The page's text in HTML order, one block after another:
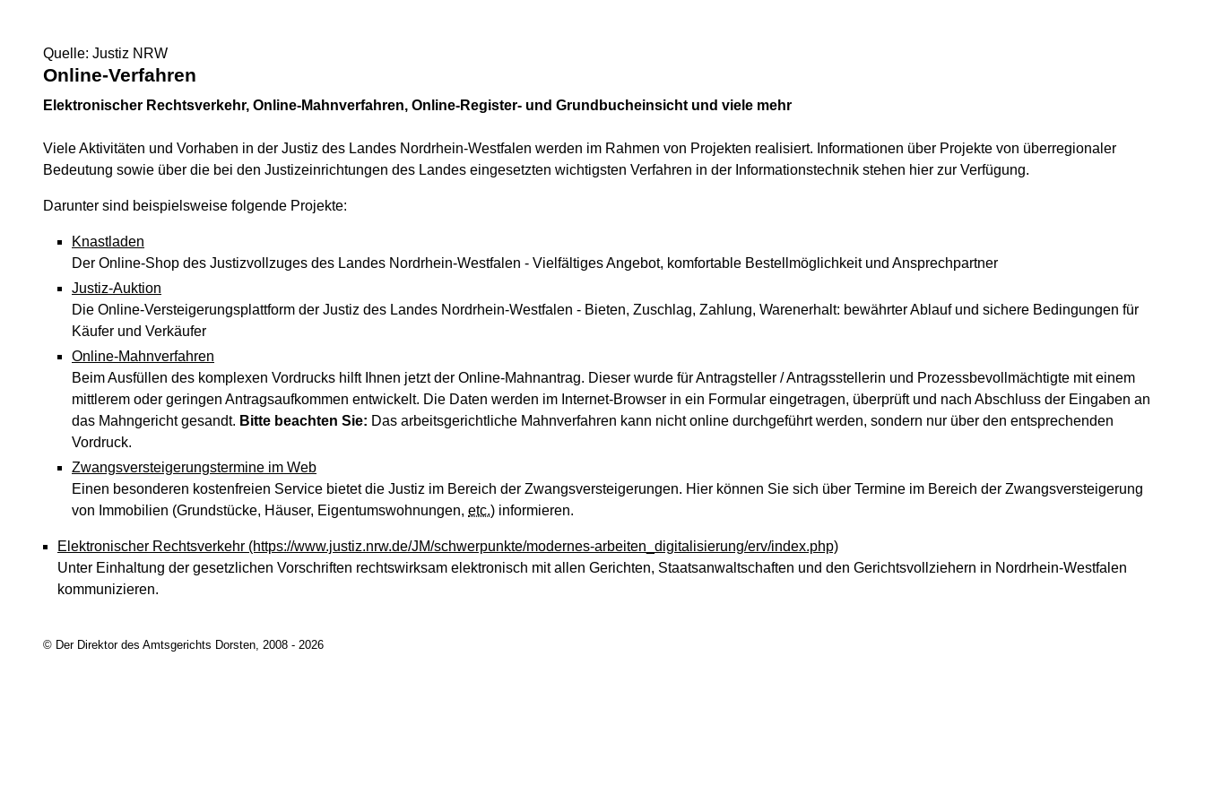
Quelle: Justiz NRW
Online-Verfahren
Elektronischer Rechtsverkehr, Online-Mahnverfahren, Online-Register- und Grundbucheinsicht und viele mehr
Viele Aktivitäten und Vorhaben in der Justiz des Landes Nordrhein-Westfalen werden im Rahmen von Projekten realisiert. Informationen über Projekte von überregionaler
Bedeutung sowie über die bei den Justizeinrichtungen des Landes eingesetzten wichtigsten Verfahren in der Informationstechnik stehen hier zur Verfügung.
Darunter sind beispielsweise folgende Projekte:
Knastladen
Der Online-Shop des Justizvollzuges des Landes Nordrhein-Westfalen - Vielfältiges Angebot, komfortable Bestellmöglichkeit und Ansprechpartner
Justiz-Auktion
Die Online-Versteigerungsplattform der Justiz des Landes Nordrhein-Westfalen - Bieten, Zuschlag, Zahlung, Warenerhalt: bewährter Ablauf und sichere Bedingungen für
Käufer und Verkäufer
Online-Mahnverfahren
Beim Ausfüllen des komplexen Vordrucks hilft Ihnen jetzt der Online-Mahnantrag. Dieser wurde für Antragsteller / Antragsstellerin und Prozessbevollmächtigte mit einem
mittlerem oder geringen Antragsaufkommen entwickelt. Die Daten werden im Internet-Browser in ein Formular eingetragen, überprüft und nach Abschluss der Eingaben an
das Mahngericht gesandt. Bitte beachten Sie: Das arbeitsgerichtliche Mahnverfahren kann nicht online durchgeführt werden, sondern nur über den entsprechenden
Vordruck.
Zwangsversteigerungstermine im Web
Einen besonderen kostenfreien Service bietet die Justiz im Bereich der Zwangsversteigerungen. Hier können Sie sich über Termine im Bereich der Zwangsversteigerung
von Immobilien (Grundstücke, Häuser, Eigentumswohnungen, etc.) informieren.
Elektronischer Rechtsverkehr (https://www.justiz.nrw.de/JM/schwerpunkte/modernes-arbeiten_digitalisierung/erv/index.php)
Unter Einhaltung der gesetzlichen Vorschriften rechtswirksam elektronisch mit allen Gerichten, Staatsanwaltschaften und den Gerichtsvollziehern in Nordrhein-Westfalen
kommunizieren.
© Der Direktor des Amtsgerichts Dorsten, 2008 - 2026